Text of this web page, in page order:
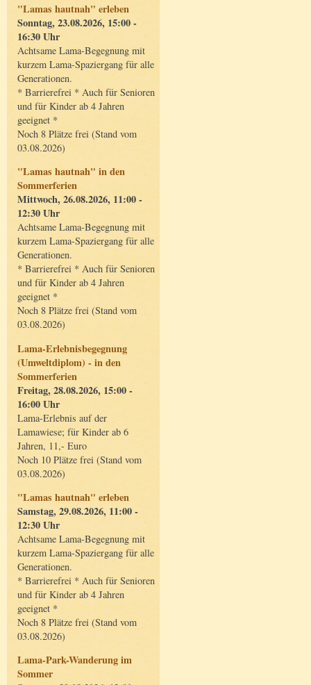
"Lamas hautnah" erleben
Sonntag, 23.08.2026, 15:00 -
16:30 Uhr
Achtsame Lama-Begegnung mit
kurzem Lama-Spaziergang für alle
Generationen.
* Barrierefrei * Auch für Senioren
und für Kinder ab 4 Jahren
geeignet *
Noch 8 Plätze frei (Stand vom
03.08.2026)
"Lamas hautnah" in den
Sommerferien
Mittwoch, 26.08.2026, 11:00 -
12:30 Uhr
Achtsame Lama-Begegnung mit
kurzem Lama-Spaziergang für alle
Generationen.
* Barrierefrei * Auch für Senioren
und für Kinder ab 4 Jahren
geeignet *
Noch 8 Plätze frei (Stand vom
03.08.2026)
Lama-Erlebnisbegegnung
(Umweltdiplom) - in den
Sommerferien
Freitag, 28.08.2026, 15:00 -
16:00 Uhr
Lama-Erlebnis auf der
Lamawiese; für Kinder ab 6
Jahren, 11,- Euro
Noch 10 Plätze frei (Stand vom
03.08.2026)
"Lamas hautnah" erleben
Samstag, 29.08.2026, 11:00 -
12:30 Uhr
Achtsame Lama-Begegnung mit
kurzem Lama-Spaziergang für alle
Generationen.
* Barrierefrei * Auch für Senioren
und für Kinder ab 4 Jahren
geeignet *
Noch 8 Plätze frei (Stand vom
03.08.2026)
Lama-Park-Wanderung im
Sommer